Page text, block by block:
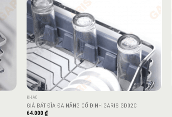
KHÁC
GIÁ BÁT ĐĨA ĐA NĂNG CỐ ĐỊNH GARIS GD02C
64.000 ₫